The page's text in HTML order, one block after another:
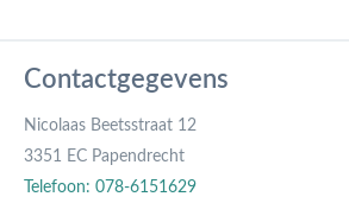
Contactgegevens
Nicolaas Beetsstraat 12
3351 EC Papendrecht
Telefoon: 078-6151629